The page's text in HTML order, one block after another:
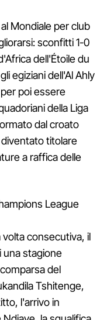
Mondiale per club
sconfitti 1-0
dell'Étoile du
egiziani dell'Al Ahly
poi essere
della Liga
dal croato
diventato titolare
a raffica delle
League
consecutiva, il
una stagione
del
Tshitenge,
l'arrivo in